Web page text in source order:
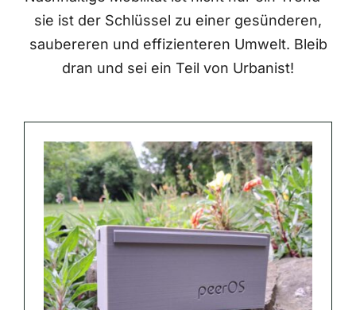
sie ist der Schlüssel zu einer gesünderen,
saubereren und effizienteren Umwelt. Bleib
dran und sei ein Teil von Urbanist!